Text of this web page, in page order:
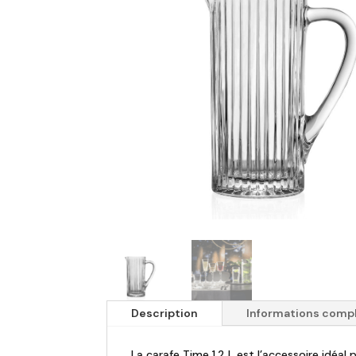
Description Informations